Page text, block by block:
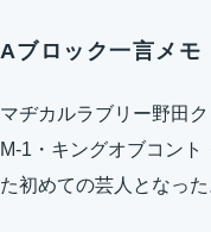
Aブロック一言メモ
マヂカルラブリー野田
M-1・キングオブコン
た初めての芸人となった